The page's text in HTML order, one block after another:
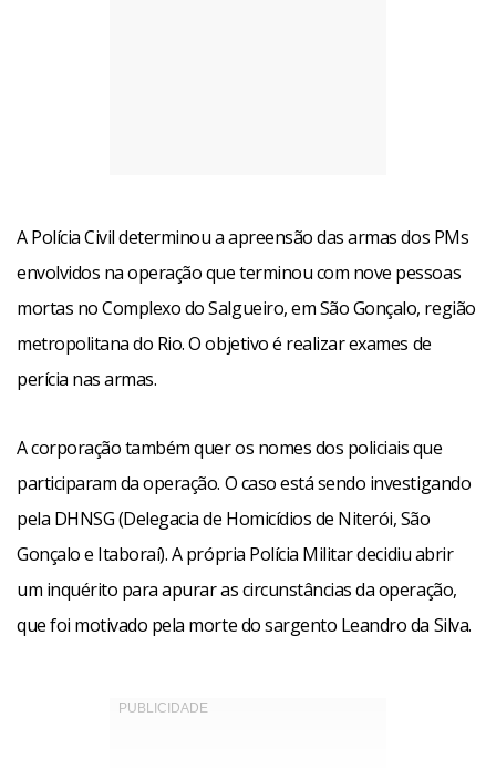
A Polícia Civil determinou a apreensão das armas dos PMs
envolvidos na operação que terminou com nove pessoas
mortas no Complexo do Salgueiro, em São Gonçalo, região
metropolitana do Rio. O objetivo é realizar exames de
perícia nas armas.
A corporação também quer os nomes dos policiais que
participaram da operação. O caso está sendo investigando
pela DHNSG (Delegacia de Homicídios de Niterói, São
Gonçalo e Itaboraí). A própria Polícia Militar decidiu abrir
um inquérito para apurar as circunstâncias da operação,
que foi motivado pela morte do sargento Leandro da Silva.